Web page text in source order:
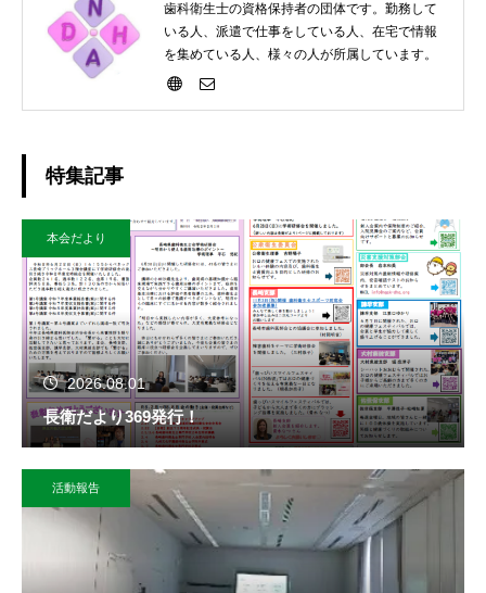
歯科衛生士の資格保持者の団体です。勤務して
いる人、派遣で仕事をしている人、在宅で情報
を集めている人、様々の人が所属しています。
特集記事
本会だより
2026.08.01
長衛だより369発行！
活動報告